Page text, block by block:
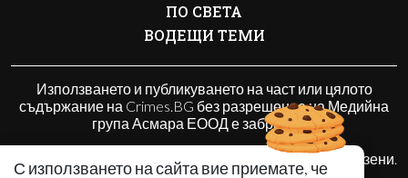
С използването на сайта вие приемате, че
ПО СВЕТА
ВОДЕЩИ ТЕМИ
Използването и публикуването на част или цялото
съдържание на Crimes.BG без разрешение на Медийна
група Асмара ЕООД е забранено.
© 2010 - 2026 | Crimes.BG. Всички права запазени.